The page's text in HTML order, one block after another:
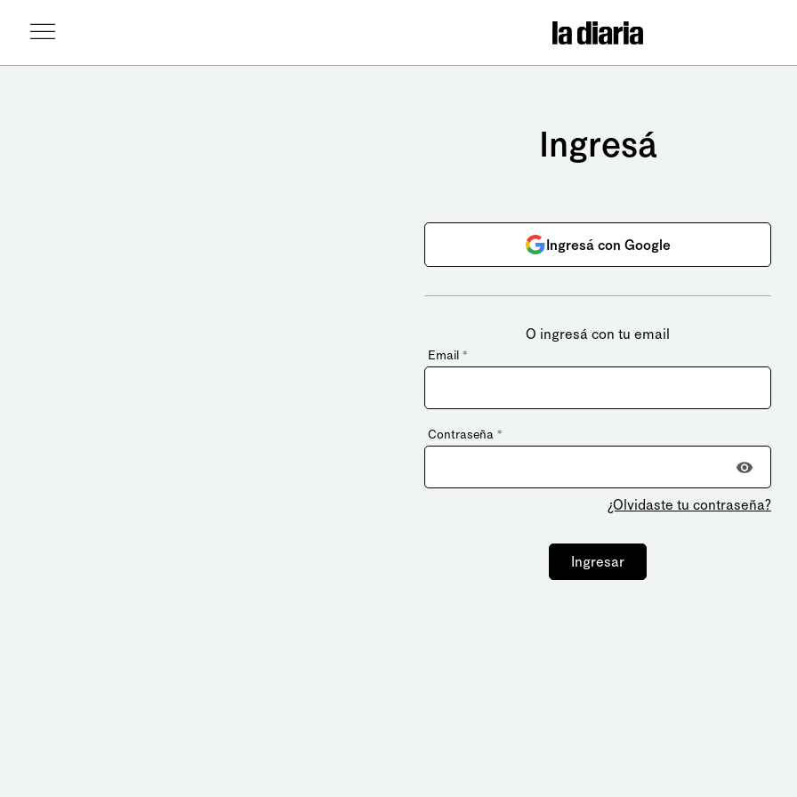
Ingresá
Ingresá con Google
O ingresá con tu email
Email *
Contraseña *
¿Olvidaste tu contraseña?
Ingresar